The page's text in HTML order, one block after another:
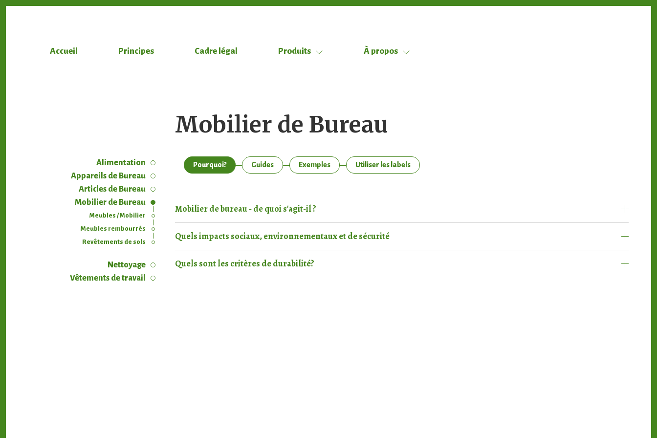
Accueil Principes Cadre légal Produits À propos
Mobilier de Bureau
Alimentation
Appareils de Bureau
Articles de Bureau
Mobilier de Bureau
Meubles / Mobilier
Meubles rembourrés
Revêtements de sols
Nettoyage
Vêtements de travail
Pourquoi? Guides Exemples Utiliser les labels
Mobilier de bureau - de quoi s'agit-il ?
Quels impacts sociaux, environnementaux et de sécurité
Quels sont les critères de durabilité?